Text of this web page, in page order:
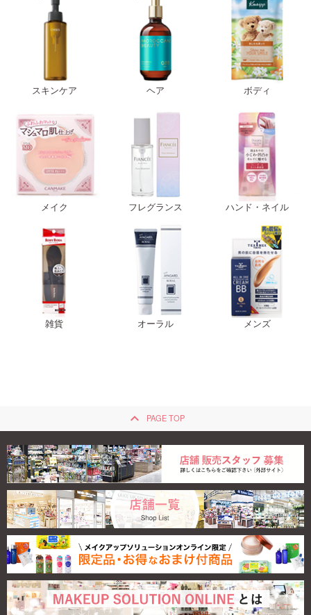
スキンケア ヘア ボディ
メイク フレグランス ハンド・ネイル
雑貨 オーラル メンズ
keyboard_arrow_up PAGE TOP